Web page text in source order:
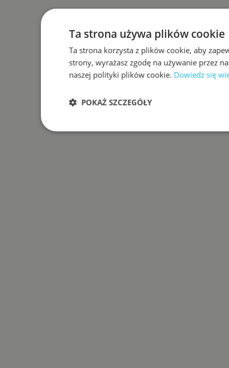
Ta strona używa plików cookie
Ta strona korzysta z plików cookie, aby
strony, wyrażasz zgodę na używanie przez
naszej polityki plików cookie. Dowiedz się
POKAŻ SZCZEGÓŁY